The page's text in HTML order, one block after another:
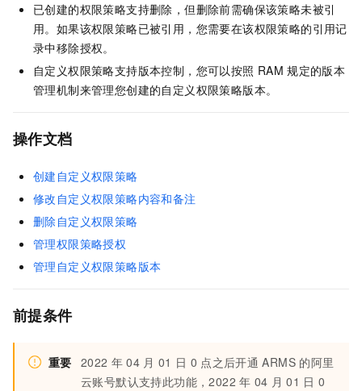
已创建的权限策略支持删除，但删除前需确保该策略未被引
用。如果该权限策略已被引用，您需要在该权限策略的引用记
录中移除授权。
自定义权限策略支持版本控制，您可以按照 RAM 规定的版本
管理机制来管理您创建的自定义权限策略版本。
操作文档
创建自定义权限策略
修改自定义权限策略内容和备注
删除自定义权限策略
管理权限策略授权
管理自定义权限策略版本
前提条件
重要 2022 年 04 月 01 日 0 点之后开通 ARMS 的阿里
云账号默认支持此功能，2022 年 04 月 01 日 0